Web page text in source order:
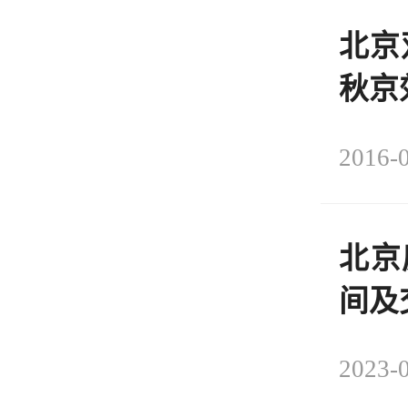
北
秋京
2016-
北
间及
2023-